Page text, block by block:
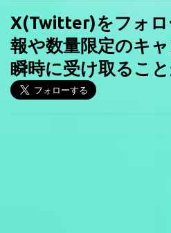
X(Twitter)をフォロ
報や数量限定のキ
瞬時に受け取るこ